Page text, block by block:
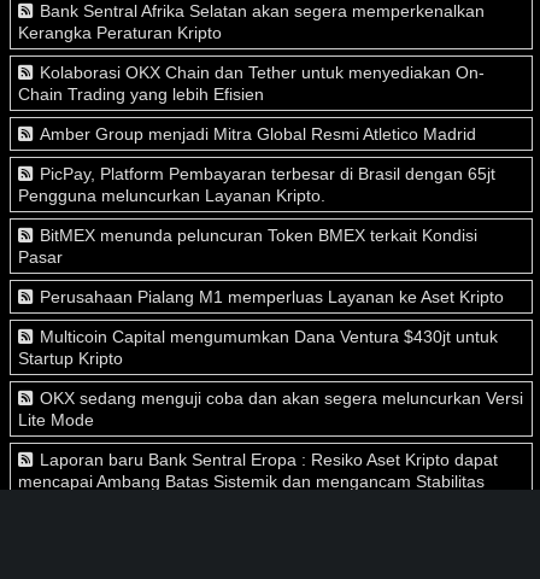
Bank Sentral Afrika Selatan akan segera memperkenalkan
Kerangka Peraturan Kripto
Kolaborasi OKX Chain dan Tether untuk menyediakan On-
Chain Trading yang lebih Efisien
Amber Group menjadi Mitra Global Resmi Atletico Madrid
PicPay, Platform Pembayaran terbesar di Brasil dengan 65jt
Pengguna meluncurkan Layanan Kripto.
BitMEX menunda peluncuran Token BMEX terkait Kondisi
Pasar
Perusahaan Pialang M1 memperluas Layanan ke Aset Kripto
Multicoin Capital mengumumkan Dana Ventura $430jt untuk
Startup Kripto
OKX sedang menguji coba dan akan segera meluncurkan Versi
Lite Mode
Laporan baru Bank Sentral Eropa : Resiko Aset Kripto dapat
mencapai Ambang Batas Sistemik dan mengancam Stabilitas